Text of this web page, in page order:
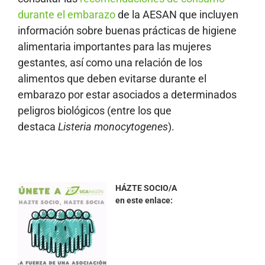
durante el embarazode la AESAN que incluyen
información sobre buenas prácticas de higiene
alimentaria importantes para las mujeres
gestantes, así como una relación de los
alimentos que deben evitarse durante el
embarazo por estar asociados a determinados
peligros biológicos (entre los que
destaca Listeria monocytogenes).
HÁZTE SOCIO/A
en este enlace: